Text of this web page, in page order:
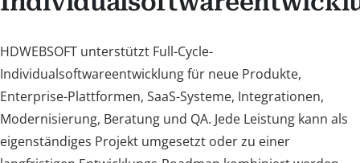
HDWEBSOFT unterstützt Full-Cycle-
Individualsoftwareentwicklung für neue Produkte,
Enterprise-Plattformen, SaaS-Systeme, Integrationen,
Modernisierung, Beratung und QA. Jede Leistung kann als
eigenständiges Projekt umgesetzt oder zu einer